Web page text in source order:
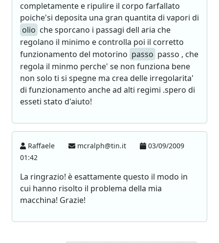
completamente e ripulire il corpo farfallato
poiche'si deposita una gran quantita di vapori di
olio che sporcano i passagi dell aria che
regolano il minimo e controlla poi il corretto
funzionamento del motorino passo passo , che
regola il minmo perche' se non funziona bene
non solo ti si spegne ma crea delle irregolarita'
di funzionamento anche ad alti regimi .spero di
esseti stato d'aiuto!
Raffaele mcralph@tin.it
03/09/2009
01:42
La ringrazio! è esattamente questo il modo in
cui hanno risolto il problema della mia
macchina! Grazie!